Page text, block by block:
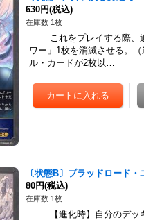
630円(税込)
在庫数 1枚
これをプレイする際、追
ワー」1枚を消滅させる。
ル・カードが2枚以…
〔状態B〕ブラッドロード
80円(税込)
在庫数 1枚
【進化時】自分のデッキ